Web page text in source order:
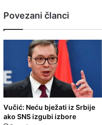
Povezani članci
Vučić: Neću bježati iz Srbije
ako SNS izgubi izbore